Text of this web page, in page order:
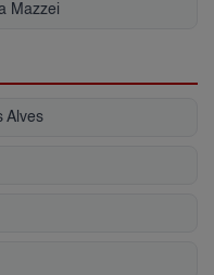
Mazzei
Alves